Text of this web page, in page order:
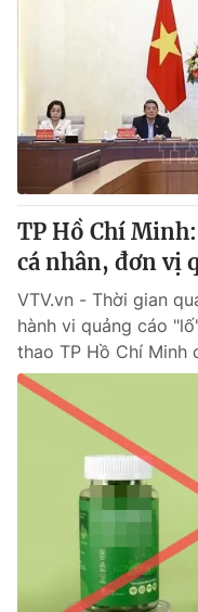
Chất lượng cuộc sống
Hitech Công nghệ
Sản phẩm
Thị trường
Tư vấn
Giao lưu trực tuyến
Lịch phát sóng
Chuyên mục khác
Emagazine
Photo
Video
VTV Money
VTV Sức khoẻ
Thị trường 24h
TP Hồ Chí
cá nhân, đơn vị
VTV.vn - Thời gian
hành vi quảng cáo
thao TP Hồ Chí Minh